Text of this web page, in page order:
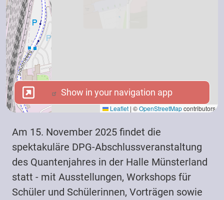
Leaflet | ©OpenStreetMapcontributors
Show in your navigation app
Show in your navigation app
Am 15. November 2025 findet die
spektakuläre DPG-Abschlussveranstaltung
des Quantenjahres in der Halle Münsterland
statt - mit Ausstellungen, Workshops für
Schüler und Schülerinnen, Vorträgen sowie